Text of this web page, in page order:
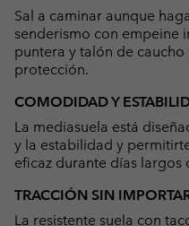
Sal a caminar aunque
senderismo con empeine
puntera y talón de
protección.
COMODIDAD Y
La mediasuela está
y la estabilidad y
eficaz durante días largos
TRACCIÓN SIN
La resistente suela con